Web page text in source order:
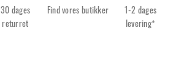
30 dages
returret
Find vores butikker
1-2 dages
levering*